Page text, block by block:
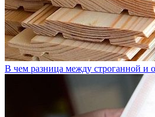
В чем разница между строганной и